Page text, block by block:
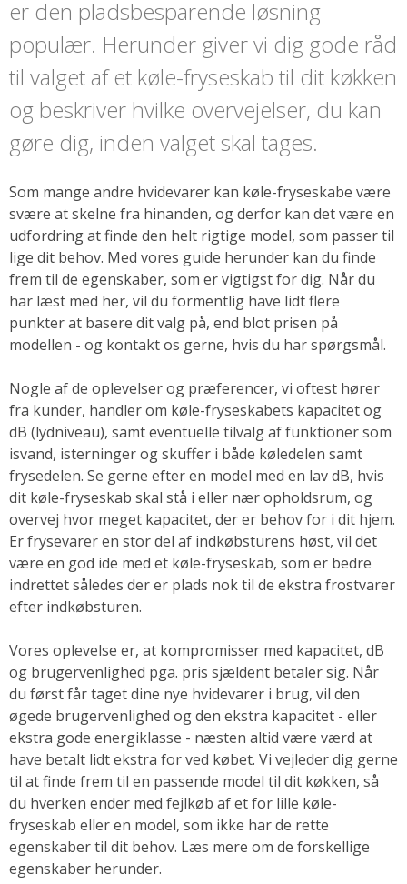
er den pladsbesparende løsning
populær. Herunder giver vi dig gode råd
til valget af et køle-fryseskab til dit køkken
og beskriver hvilke overvejelser, du kan
gøre dig, inden valget skal tages.
Som mange andre hvidevarer kan køle-fryseskabe være
svære at skelne fra hinanden, og derfor kan det være en
udfordring at finde den helt rigtige model, som passer til
lige dit behov. Med vores guide herunder kan du finde
frem til de egenskaber, som er vigtigst for dig. Når du
har læst med her, vil du formentlig have lidt flere
punkter at basere dit valg på, end blot prisen på
modellen - og kontakt os gerne, hvis du har spørgsmål.
Nogle af de oplevelser og præferencer, vi oftest hører
fra kunder, handler om køle-fryseskabets kapacitet og
dB (lydniveau), samt eventuelle tilvalg af funktioner som
isvand, isterninger og skuffer i både køledelen samt
frysedelen. Se gerne efter en model med en lav dB, hvis
dit køle-fryseskab skal stå i eller nær opholdsrum, og
overvej hvor meget kapacitet, der er behov for i dit hjem.
Er frysevarer en stor del af indkøbsturens høst, vil det
være en god ide med et køle-fryseskab, som er bedre
indrettet således der er plads nok til de ekstra frostvarer
efter indkøbsturen.
Vores oplevelse er, at kompromisser med kapacitet, dB
og brugervenlighed pga. pris sjældent betaler sig. Når
du først får taget dine nye hvidevarer i brug, vil den
øgede brugervenlighed og den ekstra kapacitet - eller
ekstra gode energiklasse - næsten altid være værd at
have betalt lidt ekstra for ved købet. Vi vejleder dig gerne
til at finde frem til en passende model til dit køkken, så
du hverken ender med fejlkøb af et for lille køle-
fryseskab eller en model, som ikke har de rette
egenskaber til dit behov. Læs mere om de forskellige
egenskaber herunder.